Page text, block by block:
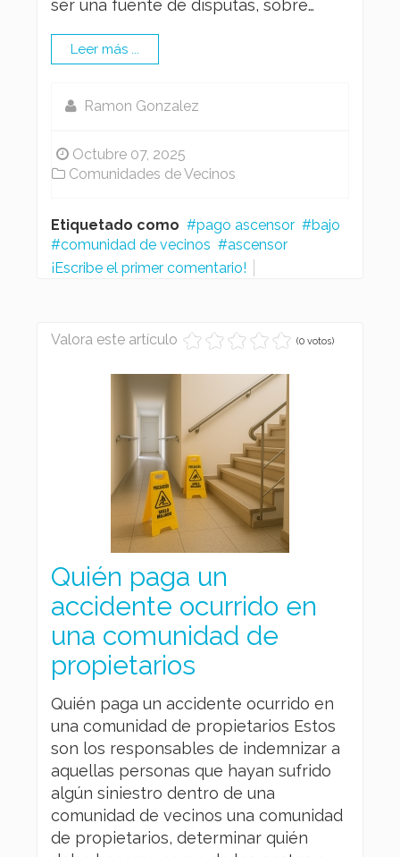
ser una fuente de disputas, sobre…
Leer más ...
Ramon Gonzalez
Octubre 07, 2025
Comunidades de Vecinos
Etiquetado como pago ascensor
bajo
comunidad de vecinos
ascensor
¡Escribe el primer comentario!
Valora este artículo (0 votos)
Quién paga un
accidente ocurrido en
una comunidad de
propietarios
Quién paga un accidente ocurrido en
una comunidad de propietarios Estos
son los responsables de indemnizar a
aquellas personas que hayan sufrido
algún siniestro dentro de una
comunidad de vecinos una comunidad
de propietarios, determinar quién